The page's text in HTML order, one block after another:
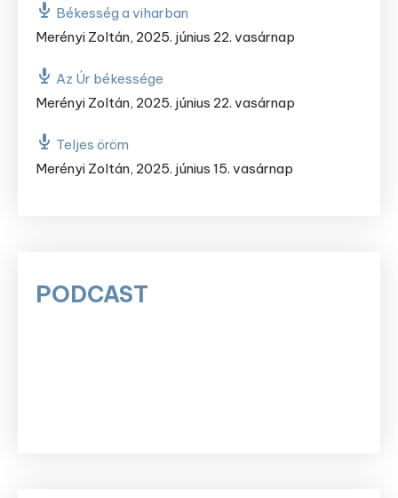
Békesség a viharban
Merényi Zoltán, 2025. június 22. vasárnap
Az Úr békessége
Merényi Zoltán, 2025. június 22. vasárnap
Teljes öröm
Merényi Zoltán, 2025. június 15. vasárnap
PODCAST